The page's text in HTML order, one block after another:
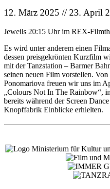
12. März 2025 // 23. April
Jeweils 20:15 Uhr im REX-
Es wird unter anderem einen
dessen preisgekrönten Kurzfilm
mit der Tanzstation – Barmer
seinen neuen Film vorstellen.
Ponomariova freuen wir uns im
„Colours Not In The Rainbow“,
bereits während der Screen
Knopffabrik Einblicke erhielten.